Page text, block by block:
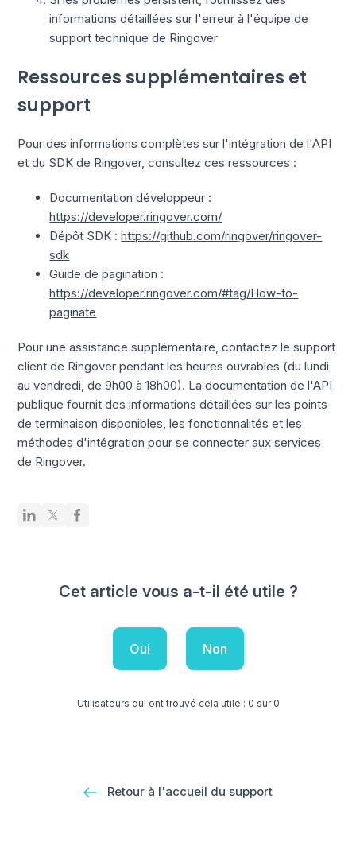
informations détaillées sur l'erreur à l'équipe de
support technique de Ringover
Ressources supplémentaires et
support
Pour des informations complètes sur l'intégration de l'API
et du SDK de Ringover, consultez ces ressources :
Documentation développeur :
https://developer.ringover.com/
Dépôt SDK :https://github.com/ringover/ringover-
sdk
Guide de pagination :
https://developer.ringover.com/#tag/How-to-
paginate
Pour une assistance supplémentaire, contactez le support
client de Ringover pendant les heures ouvrables (du lundi
au vendredi, de 9h00 à 18h00). La documentation de l'API
publique fournit des informations détaillées sur les points
de terminaison disponibles, les fonctionnalités et les
méthodes d'intégration pour se connecter aux services
de Ringover.
Cet article vous a-t-il été utile ?
Oui Non
Utilisateurs qui ont trouvé cela utile : 0 sur 0
Retour à l'accueil du support